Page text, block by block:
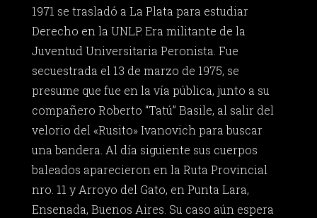
1971 se trasladó a La Plata para estudiar
Derecho en la UNLP. Era militante de la
Juventud Universitaria Peronista. Fue
secuestrada el 13 de marzo de 1975, se
presume que fue en la vía pública, junto a su
compañero Roberto “Tatú” Basile, al salir del
velorio del «Rusito» Ivanovich para buscar
una bandera. Al día siguiente sus cuerpos
baleados aparecieron en la Ruta Provincial
nro. 11 y Arroyo del Gato, en Punta Lara,
Ensenada, Buenos Aires. Su caso aún espera